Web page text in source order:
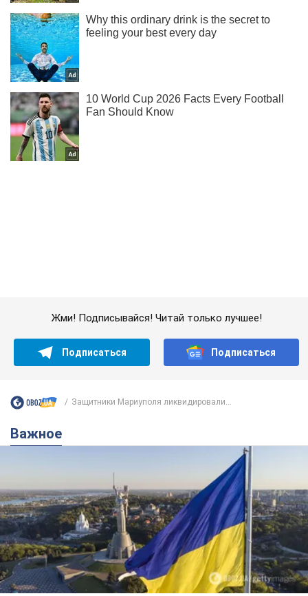
Какой была оригинальная версия гимна
Украины и почему ее боялась Российская
империя: об этом не рассказывают в школе
Государственным символом являются только первый куплет
и припев песни
3 часа назад 11,8 т.